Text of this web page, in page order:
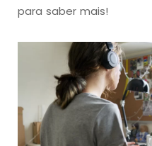
para saber mais!